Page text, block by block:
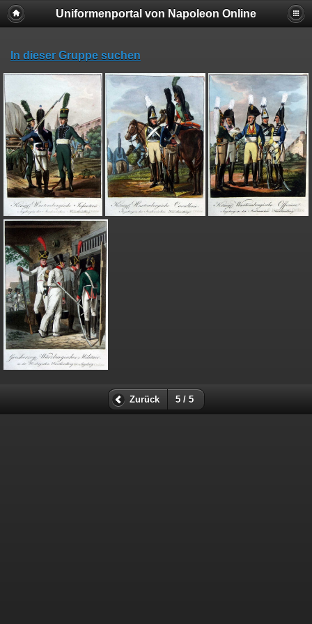
Uniformenportal von Napoleon Online
In dieser Gruppe suchen
Zurück 5 / 5